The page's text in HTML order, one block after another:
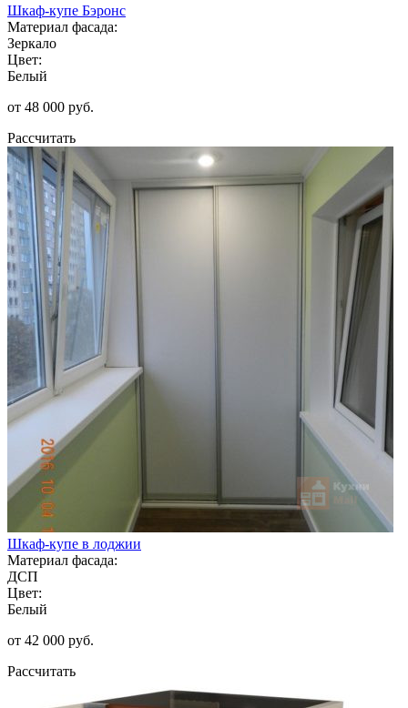
Шкаф-купе Бэронс
Материал фасада:
Зеркало
Цвет:
Белый
от 48 000 руб.
Рассчитать
Шкаф-купе в лоджии
Материал фасада:
ДСП
Цвет:
Белый
от 42 000 руб.
Рассчитать